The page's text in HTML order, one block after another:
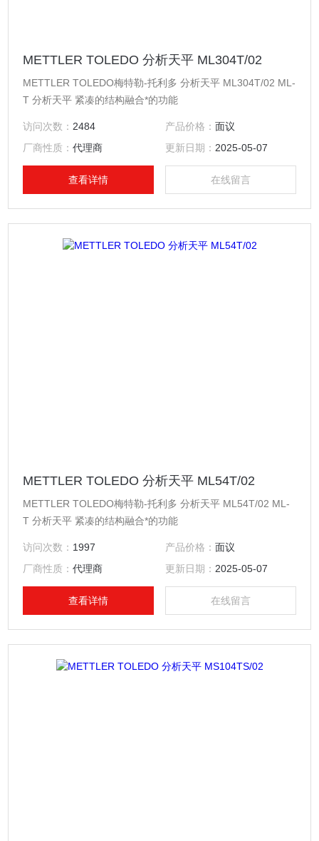
METTLER TOLEDO 分析天平 ML304T/02
METTLER TOLEDO梅特勒-托利多 分析天平 ML304T/02 ML-
T 分析天平 紧凑的结构融合*的功能
访问次数： 2484 产品价格： 面议
厂商性质：代理商 更新日期： 2025-05-07
查看详情 在线留言
METTLER TOLEDO 分析天平 ML54T/02
METTLER TOLEDO梅特勒-托利多 分析天平 ML54T/02 ML-
T 分析天平 紧凑的结构融合*的功能
访问次数： 1997 产品价格： 面议
厂商性质：代理商 更新日期： 2025-05-07
查看详情 在线留言